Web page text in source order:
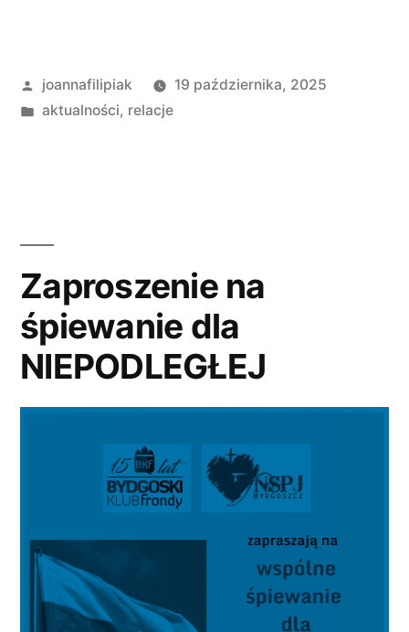
Opublikowane
przez
joannafilipiak
19 października, 2025
Opublikowano
aktualności, relacje
Zaproszenie na
śpiewanie dla
NIEPODLEGŁEJ